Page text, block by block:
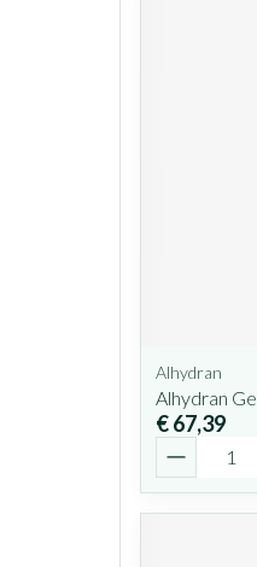
Alhydran
Alhydran
€ 67,39